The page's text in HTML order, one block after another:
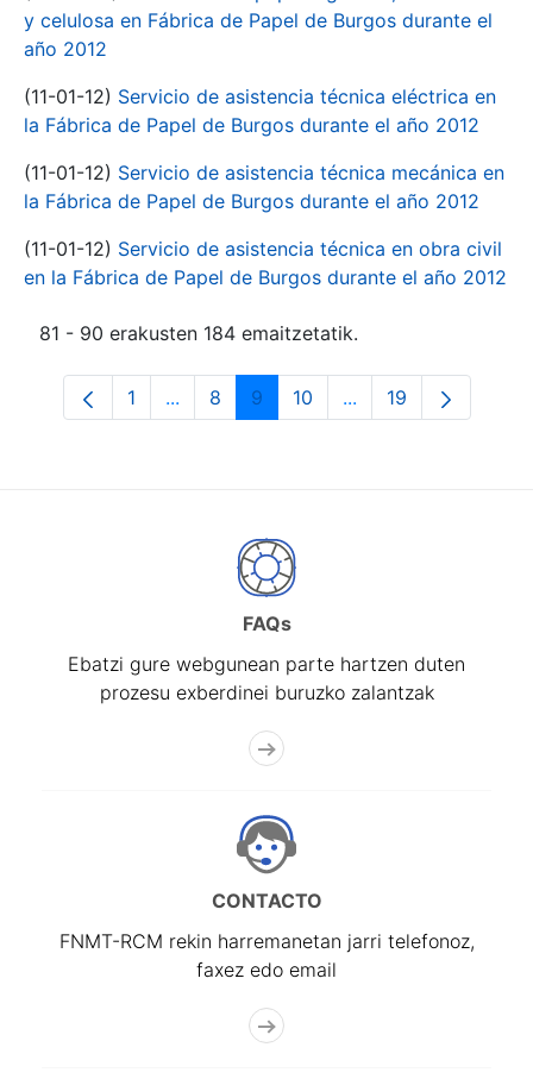
y celulosa en Fábrica de Papel de Burgos durante el
año 2012
(11-01-12) Servicio de asistencia técnica eléctrica en
la Fábrica de Papel de Burgos durante el año 2012
(11-01-12) Servicio de asistencia técnica mecánica en
la Fábrica de Papel de Burgos durante el año 2012
(11-01-12) Servicio de asistencia técnica en obra civil
en la Fábrica de Papel de Burgos durante el año 2012
81 - 90 erakusten 184 emaitzetatik.
Orrialdea
1 ...Intermediate Pages Use TAB to
Orrialdea
8 Orrialdea
9 Orrialdea
10 ...Intermediate Pages
Orrialdea
19
FAQs
Ebatzi gure webgunean parte hartzen duten
prozesu exberdinei buruzko zalantzak
CONTACTO
FNMT-RCM rekin harremanetan jarri telefonoz,
faxez edo email